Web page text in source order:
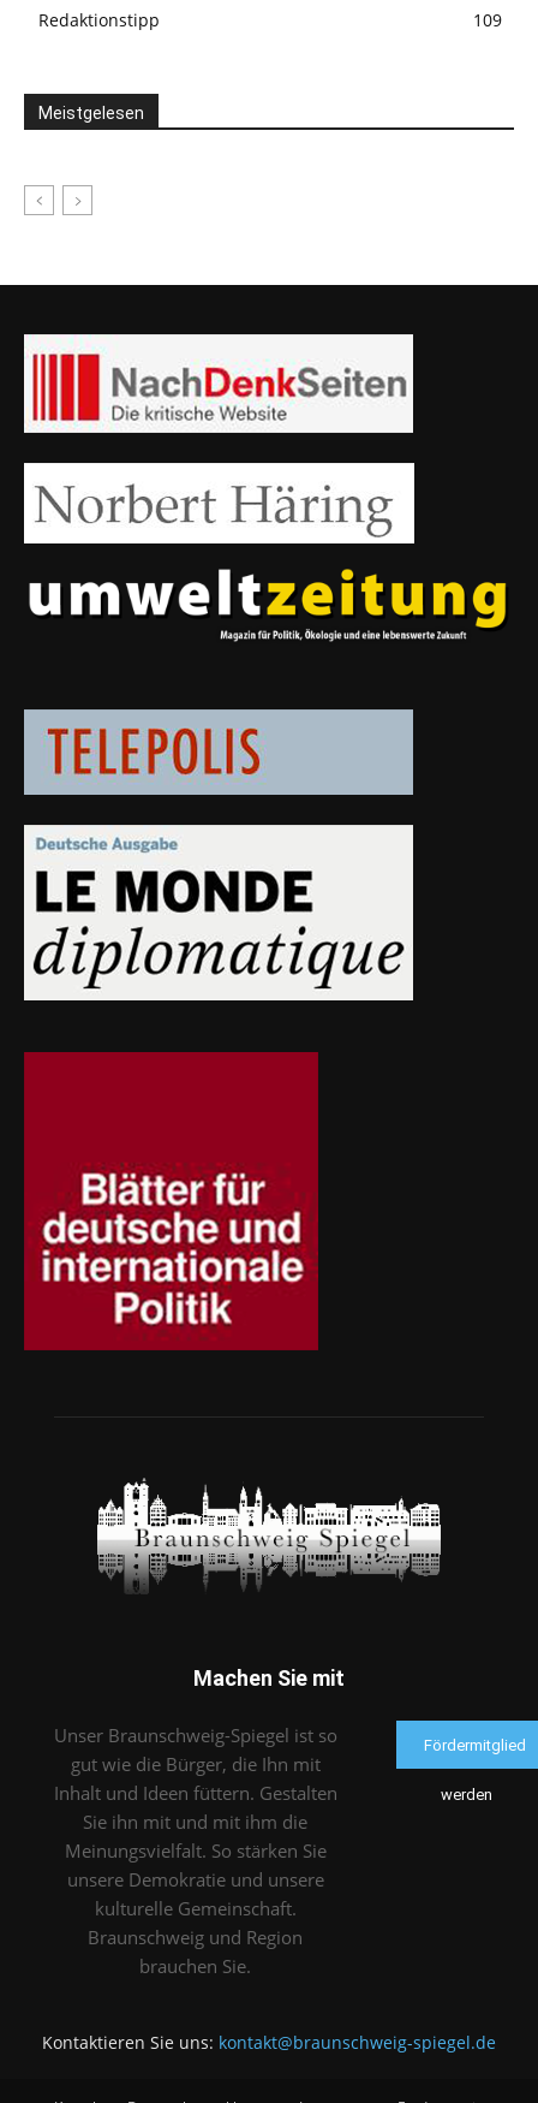
Redaktionstipp
109
Meistgelesen
Machen Sie mit
Unser Braunschweig-Spiegel ist so
gut wie die Bürger, die Ihn mit
Inhalt und Ideen füttern. Gestalten
Sie ihn mit und mit ihm die
Meinungsvielfalt. So stärken Sie
unsere Demokratie und unsere
kulturelle Gemeinschaft.
Braunschweig und Region
brauchen Sie.
Fördermitglied
werden
Kontaktieren Sie uns: kontakt@braunschweig-spiegel.de